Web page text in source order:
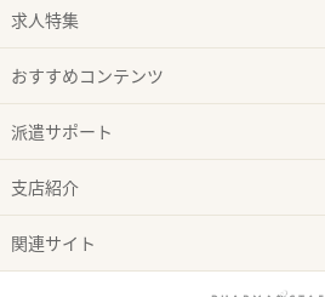
求人特集
おすすめコンテンツ
派遣サポート
支店紹介
関連サイト